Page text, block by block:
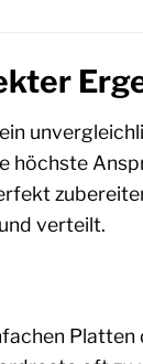
höchste
verteilt.
Platten